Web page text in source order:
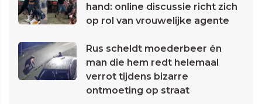
hand: online discussie richt zich
op rol van vrouwelijke agente
Rus scheldt moederbeer én
man die hem redt helemaal
verrot tijdens bizarre
ontmoeting op straat